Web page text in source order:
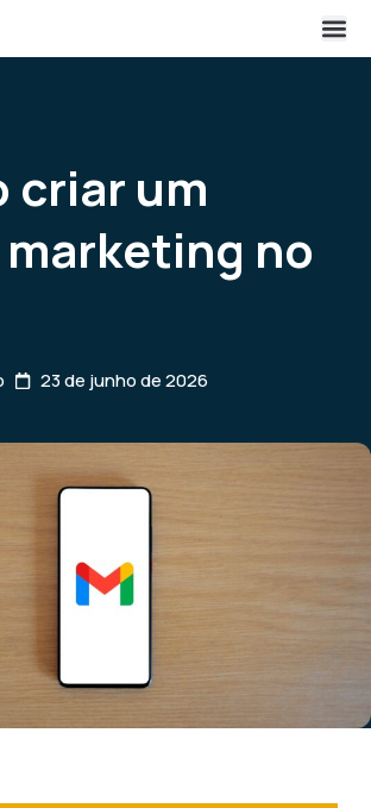
criar um
no
23 de junho de 2026